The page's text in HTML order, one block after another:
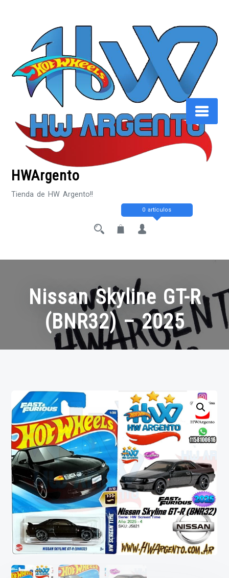
HWArgento
Tienda de HW Argento!!
0 artículos
Nissan Skyline GT-R
(BNR32) – 2025